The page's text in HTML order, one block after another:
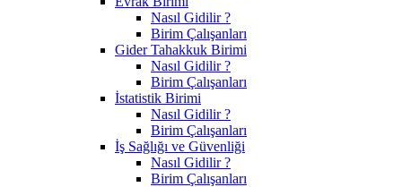
Nasıl Gidilir ?
Birim Çalışanları
Gider Tahakkuk Birimi
Nasıl Gidilir ?
Birim Çalışanları
İstatistik Birimi
Nasıl Gidilir ?
Birim Çalışanları
İş Sağlığı ve Güvenliği
Nasıl Gidilir ?
Birim Çalışanları